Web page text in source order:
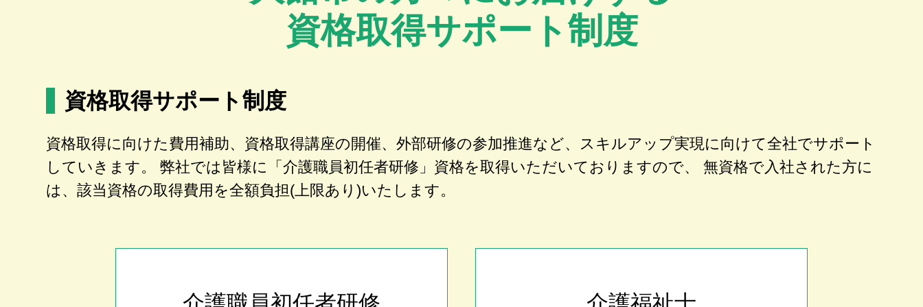
資格取得サポート制度
資格取得サポート制度
資格取得に向けた費用補助、資格取得講座の開催、外部研修の参加推進など、スキルアップ実現に向けて全社でサポート
していきます。 弊社では皆様に「介護職員初任者研修」資格を取得いただいておりますので、 無資格で入社された方に
は、該当資格の取得費用を全額負担(上限あり)いたします。